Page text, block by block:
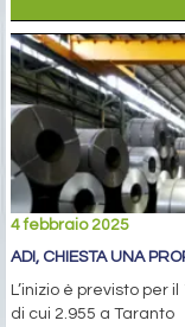
4 febbraio 2025
ADI, CHIESTA UNA
L’inizio è previsto per
di cui 2.955 a Taranto